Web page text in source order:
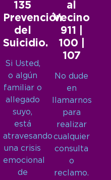
135
Prevención
del
Suicidio.
Si Usted,
o algún
familiar o
allegado
suyo,
está
atravesando
una crisis
emocional
de
al
Vecino
911 |
100 |
107
No dude
en
llamarnos
para
realizar
cualquier
consulta
o
reclamo.